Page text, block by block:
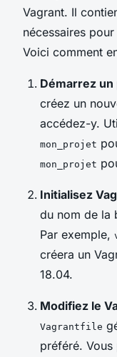
Vagrant. Il
nécessaires
Voici comment
Démarrez
créez un
accédez-y.
mon_projet
mon_projet
Initialisez
du nom de la
Par exemple,
créera un
18.04.
Modifiez le
Vagrantfile
préféré.